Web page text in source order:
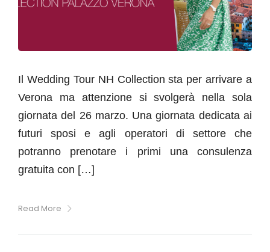
Il Wedding Tour NH Collection sta per arrivare a
Verona ma attenzione si svolgerà nella sola
giornata del 26 marzo. Una giornata dedicata ai
futuri sposi e agli operatori di settore che
potranno prenotare i primi una consulenza
gratuita con […]
Read More